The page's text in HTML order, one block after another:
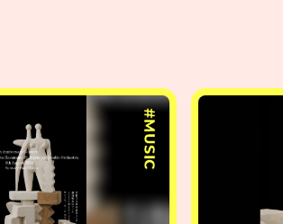
#MUSIC